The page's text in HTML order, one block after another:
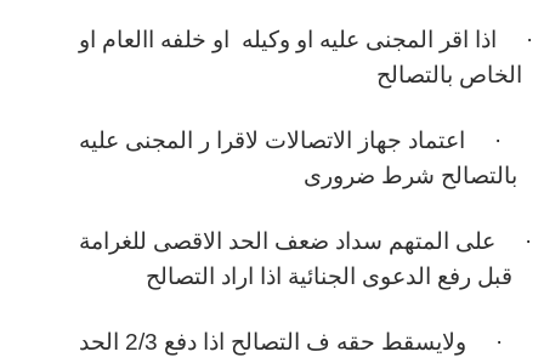
·
اذا اقر المجنى عليه او وكيله او خلفه االعام او
الخاص بالتصالح
·
اعتماد جهاز الاتصالات لاقرا ر المجنى عليه
بالتصالح شرط ضرورى
·
على المتهم سداد ضعف الحد الاقصى للغرامة
قبل رفع الدعوى الجنائية اذا اراد التصالح
·
ولايسقط حقه ف التصالح اذا دفع 2/3 الحد